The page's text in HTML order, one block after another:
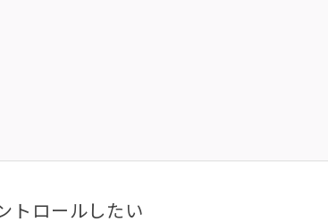
トロールしたい